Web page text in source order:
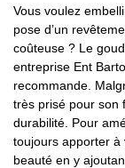
Vous voulez
pose d’un
coûteuse ? Le
entreprise Ent
recommande.
très prisé pour son
durabilité. Pour
toujours apporter à
beauté en y